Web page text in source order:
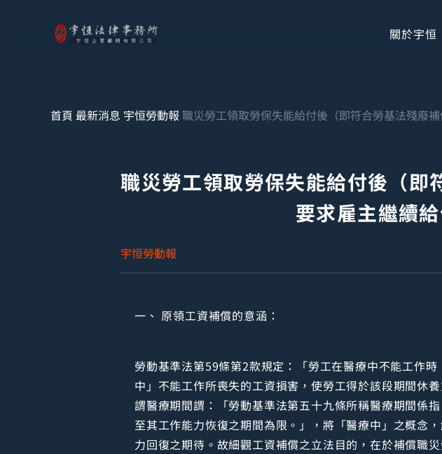
關於宇恒
首頁 最新消息 宇恒勞動報 職災勞工領取勞保失能給付後（即符合勞基法殘廢
職災勞工領取勞保失能給付後（即
要求雇主繼續
宇恒勞動報
一、 原領工資補償的意涵：
勞動基準法第59條第2款規定：「勞工在醫療中不能工作
中」不能工作所喪失的工資損害，使勞工得於該段期間休
謂醫療期間謂：「勞動基準法第五十九條所稱醫療期間係
至其工作能力恢復之期間為限。」，將「醫療中」之概念
力回復之期待。故細觀工資補償之立法目的，在於補償職